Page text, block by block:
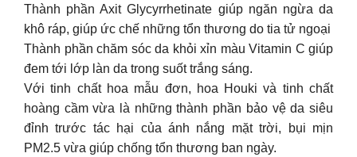
Thành phần Axit Glycyrrhetinate giúp ngăn ngừa da
khô ráp, giúp ức chế những tổn thương do tia tử ngoại
Thành phần chăm sóc da khỏi xỉn màu Vitamin C giúp
đem tới lớp làn da trong suốt trắng sáng.
Với tinh chất hoa mẫu đơn, hoa Houki và tinh chất
hoàng cầm vừa là những thành phần bảo vệ da siêu
đỉnh trước tác hại của ánh nắng mặt trời, bụi mịn
PM2.5 vừa giúp chống tổn thương ban ngày.